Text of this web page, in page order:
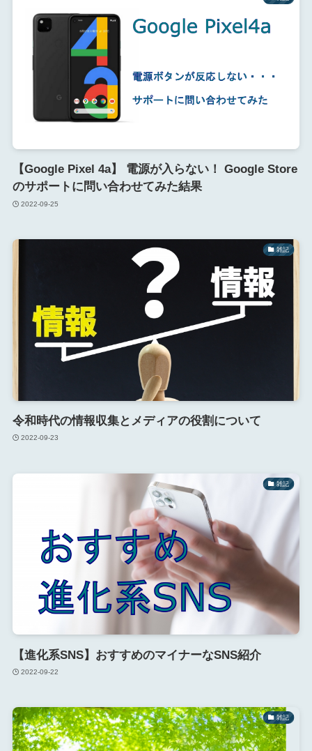
【Google Pixel 4a】 電源が入らない！ Google Store
のサポートに問い合わせてみた結果
2022-09-25
雑記
令和時代の情報収集とメディアの役割について
2022-09-23
雑記
【進化系SNS】おすすめのマイナーなSNS紹介
2022-09-22
雑記